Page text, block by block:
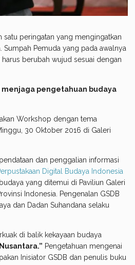
peringatan yang mengingatkan
Pemuda yang pada awalnya
berubah wujud sesuai dengan
menjaga pengetahuan budaya
Workshop dengan tema
30 Oktober 2016 di Galeri
dan penggalian informasi
Digital Budaya Indonesia
yang ditemui di Paviliun Galeri
Indonesia. Pengenalan GSDB
dan Dadan Suhandana selaku
di balik kekayaan budaya
Pengetahuan mengenai
Inisiator GSDB dan penulis buku